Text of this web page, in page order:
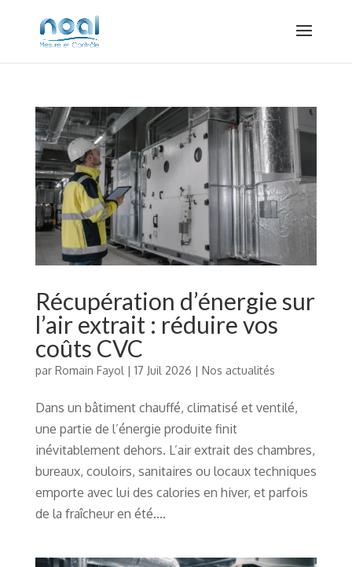
Récupération d’énergie sur
l’air extrait : réduire vos
coûts CVC
par Romain Fayol | 17 Juil 2026 | Nos actualités
Dans un bâtiment chauffé, climatisé et ventilé,
une partie de l’énergie produite finit
inévitablement dehors. L’air extrait des chambres,
bureaux, couloirs, sanitaires ou locaux techniques
emporte avec lui des calories en hiver, et parfois
de la fraîcheur en été....